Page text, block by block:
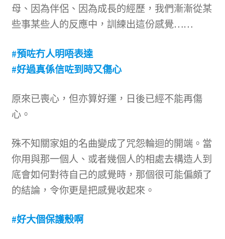
登入
母、因為伴侶、因為成長的經歷，我們漸漸從某
些事某些人的反應中，訓練出這份感覺……
#預咗冇人明唔表達
#好過真係信咗到時又傷心
原來已喪心，但亦算好運，日後已經不能再傷
心。
殊不知關家姐的名曲變成了咒怨輪迴的開端。當
你用與那一個人、或者幾個人的相處去構造人到
底會如何對待自己的感覺時，那個很可能偏頗了
的結論，令你更是把感覺收起來。
#好大個保護殼啊